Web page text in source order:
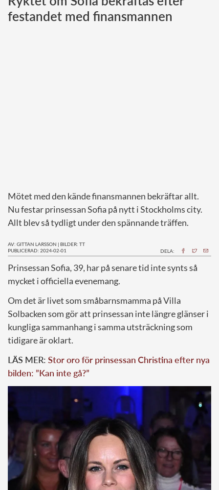
Norska kungahuset
festandet med finansmannen
Mötet med den kände finansmannen bekräftar allt.
Nu festar prinsessan Sofia på nytt i Stockholms city.
Allt blev så tydligt under den spännande träffen.
AV: GITTAN LARSSON | BILDER: TT
PUBLICERAD: 2024-02-01
DELA:
Prinsessan Sofia, 39, har på senare tid inte synts så
mycket i officiella evenemang.
Om det är livet som småbarnsmamma på Villa
Solbacken som gör att prinsessan inte längre glänser i
kungliga sammanhang i samma utsträckning som
tidigare är oklart.
LÄS MER: Stor oro för prinsessan Christina efter nya
bilden: ”Kan inte gå?”